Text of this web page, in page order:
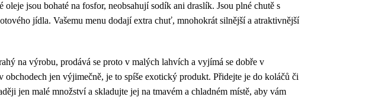
jsou bohaté na fosfor, neobsahují sodík ani draslík. Jsou plné chutě s
jídla. Vašemu menu dodají extra chuť, mnohokrát silnější a atraktivnější
na výrobu, prodává se proto v malých lahvích a vyjímá se dobře v
jen výjimečně, je to spíše exotický produkt. Přidejte je do koláčů či
jen malé množství a skladujte jej na tmavém a chladném místě, aby vám